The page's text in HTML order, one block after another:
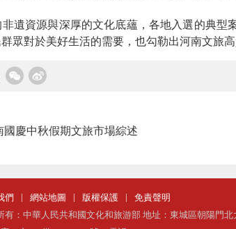
資源與深厚的文化底蘊，各地入選的典型
眾對於美好生活的需要，也勾勒出河南文旅高
國慶中秋假期文旅市場綜述